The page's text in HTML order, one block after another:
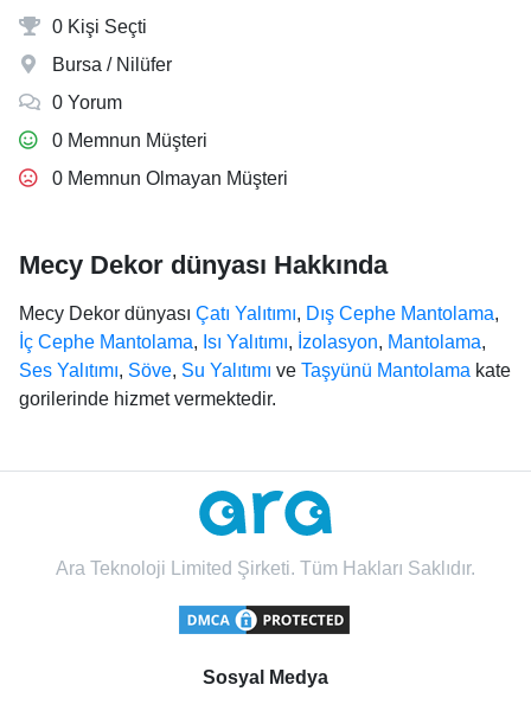
0 Kişi Seçti
Bursa / Nilüfer
0 Yorum
0 Memnun Müşteri
0 Memnun Olmayan Müşteri
Mecy Dekor dünyası Hakkında
Mecy Dekor dünyası Çatı Yalıtımı, Dış Cephe Mantolama,
İç Cephe Mantolama, Isı Yalıtımı, İzolasyon, Mantolama,
Ses Yalıtımı, Söve, Su Yalıtımı ve Taşyünü Mantolama kate
gorilerinde hizmet vermektedir.
Ara Teknoloji Limited Şirketi. Tüm Hakları Saklıdır.
Sosyal Medya